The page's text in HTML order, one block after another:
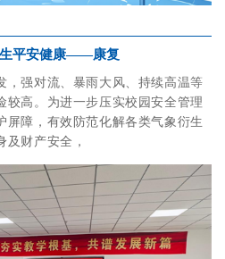
生平安健康——康复
，强对流、暴雨大风、持续高温等
较高。为进一步压实校园安全管理
屏障，有效防范化解各类气象衍生
及财产安全，